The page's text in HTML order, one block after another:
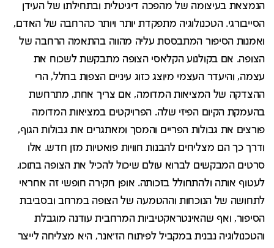
הנמצאת בעיצומה של מהפכה דיגיטלית ובתחילתו של העידן
הסייבורגי. הטכנולוגיה מתפקדת יותר ויותר כהרחבה של האדם,
ואמנות הסיפור המתבססת עליה מהווה בהתאמה הרחבה של
הצופה. אם בקולנוע הקלאסי הצופה מתבקשת לשכוח את
עצמה, והיעדר העצמי מיוצג כזוג עיניים הצפות בחלל, הרי
ההצדקה של המציאות המדומה, אם צריך אחת, מתרחשת
בהעמקת הקיום הפיזי שלה. הפרויקטים במציאות המדומה
פורצים את גבולות הפריים והמסך ומאתגרים את גבולות הגוף,
ודרך כך הם מצליחים להבנות חוויות פואטיות מזן חדש. אלו
סרטים המבקשים לברוא עולם שיכול להכיל את הצופה בתוכו,
לעטוף אותה ולהתחולל בזכותה. אופן חקירה חופשי זה אחראי
לתחושה של הנוכחות וההטמעה של הצופה במרחב ובסביבת
הסיפור, ואף שהאינטראקטיביות המרחבית עודנה מוגבלת
והטכנולוגיה נבנית במקביל לפיתוח הז'אנר, היא מצליחה לייצר